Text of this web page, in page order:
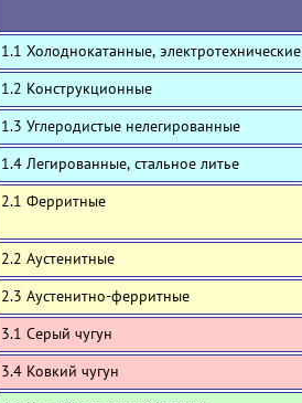
1.1 Холоднокатанные, электротехнические
1.2 Конструкционные
1.3 Углеродистые нелегированные
1.4 Легированные, стальное литье
2.1 Ферритные
2.2 Аустенитные
2.3 Аустенитно-ферритные
3.1 Серый чугун
3.4 Ковкий чугун